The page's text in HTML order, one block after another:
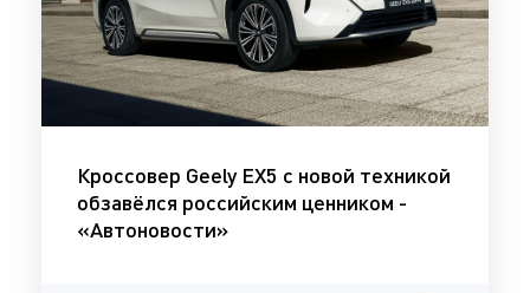
Кроссовер Geely EX5 с новой техникой
обзавёлся российским ценником -
«Автоновости»